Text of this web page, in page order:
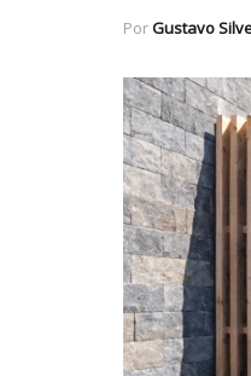
PorGustavo